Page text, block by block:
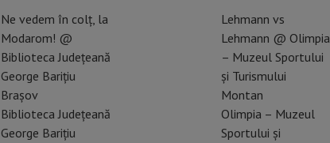
Ne vedem în colț, la
Modarom! @
Biblioteca Județeană
George Barițiu
Brașov
Biblioteca Judeţeană
George Bariţiu
Lehmann vs
Lehmann @ Olimpia
– Muzeul Sportului
și Turismului
Montan
Olimpia – Muzeul
Sportului și